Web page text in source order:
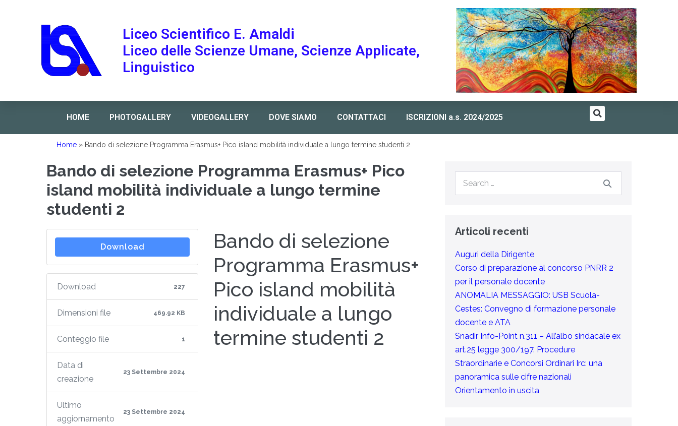
Liceo Scientifico E. Amaldi
Liceo delle Scienze Umane, Scienze Applicate,
Linguistico
HOME PHOTOGALLERY VIDEOGALLERY DOVE SIAMO CONTATTACI ISCRIZIONI a.s. 2024/2025
Home » Bando di selezione Programma Erasmus+ Pico island mobilità individuale a lungo termine studenti 2
Bando di selezione Programma Erasmus+ Pico
island mobilità individuale a lungo termine
studenti 2
Download
Download 227
Dimensioni file 469.92 KB
Conteggio file 1
Data di
creazione
23 Settembre 2024
Ultimo
aggiornamento
23 Settembre 2024
Bando di selezione
Programma Erasmus+
Pico island mobilità
individuale a lungo
termine studenti 2
Articoli recenti
Auguri della Dirigente
Corso di preparazione al concorso PNRR 2
per il personale docente
ANOMALIA MESSAGGIO: USB Scuola-
Cestes: Convegno di formazione personale
docente e ATA
Snadir Info-Point n.311 – All’albo sindacale ex
art.25 legge 300/197. Procedure
Straordinarie e Concorsi Ordinari Irc: una
panoramica sulle cifre nazionali
Orientamento in uscita